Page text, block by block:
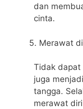
dan
cinta.
Merawat
Tidak dapat
juga
tangga.
merawat